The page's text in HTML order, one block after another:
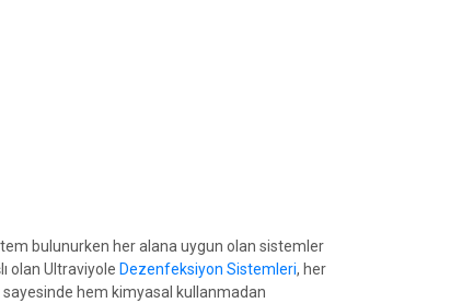
bulunurken her alana uygun olan sistemler
olan Ultraviyole Dezenfeksiyon Sistemleri, her
sayesinde hem kimyasal kullanmadan